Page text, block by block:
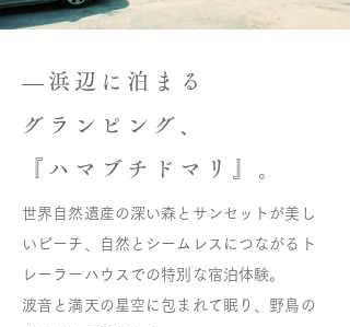
―浜辺に泊まる
グランピング、
『ハマブチドマリ』。
世界自然遺産の深い森とサンセットが美し
いビーチ、自然とシームレスにつながるト
レーラーハウスでの特別な宿泊体験。
波音と満天の星空に包まれて眠り、野鳥の